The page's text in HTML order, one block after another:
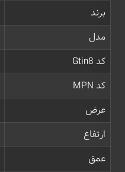
برند
مدل
کد Gtin8
کد MPN
عرض
ارتفاع
عمق